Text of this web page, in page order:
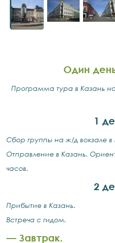
Один
Программа тура в Казань
1
Сбор группы на ж/д вокзале в
Отправление в Казань.
часов.
2
Прибытие в Казань.
Встреча с гидом.
—Завтрак.